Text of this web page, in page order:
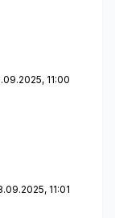
11:00
11:01